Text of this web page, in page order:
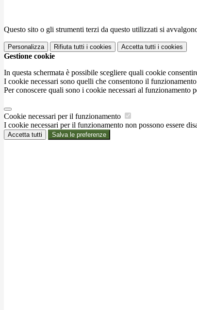
Questo sito o gli strumenti terzi da questo utilizzati si
Personalizza Rifiuta tutti i cookies Accetta tutti i cookies
Gestione cookie
In questa schermata è possibile scegliere quali cookie
I cookie necessari sono quelli che consentono il
Per conoscere quali sono i cookie necessari al funzionamento
Cookie necessari per il funzionamento
I cookie necessari per il funzionamento non possono essere
Accetta tutti Salva le preferenze